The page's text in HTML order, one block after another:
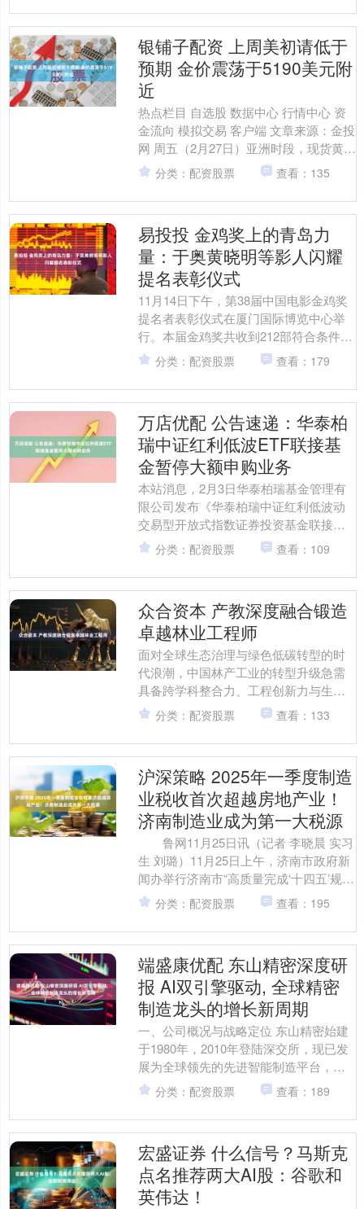
银铺子配资 上周美初请低于
预期 金价震荡于5190美元附
近
热点栏目 自选股 数据中心 行情中心 资
金流向 模拟交易 客户端 文章来源：金投
网 周五（2月27日）亚洲时段，现货黄金
价格震荡上涨，截至发稿，现货黄金暂
报51....
分类：配资股票 查看：135
易投投 金鸡奖上的青岛力
量：于奥黄晓明等影人闪耀
提名表彰仪式
11月14日下午，第38届中国电影金鸡奖
提名者表彰仪式在厦门国际博览中心举
行。本届金鸡奖共收到212部符合条件的
报名影片，竞争异常激烈。 在这场中国
电影年度盛事....
分类：配资股票 查看：179
万店优配 公告速递：华泰柏
瑞中证红利低波ETF联接基
金暂停大额申购业务
本站消息，2月3日华泰柏瑞基金管理有
限公司发布《华泰柏瑞中证红利低波动
交易型开放式指数证券投资基金联接基
金暂停大额申购（含转换转入、定期定
额投资）业务的公告》。....
分类：配资股票 查看：109
众合资本 产教深度融合锻造
卓越林业工程师
面对全球生态治理与绿色低碳转型的时
代浪潮，中国林产工业的转型升级急需
具备跨学科整合力、工程创新力与生态
使命感的卓越工程人才。传统培养模式
存在学科壁垒、产教脱节、....
分类：配资股票 查看：133
沪深策略 2025年一季度制造
业税收首次超越房地产业！
济南制造业成为第一大税源
鲁网11月25日讯（记者 李晓晨 实习
生 刘璐）11月25日上午，济南市政府新
闻办举行济南市“高质量完成‘十四五’规
划”主题系列新闻发布会——市财政局专
场，....
分类：配资股票 查看：195
端盛康优配 东山精密深度研
报 AI双引擎驱动, 全球精密
制造龙头的增长新周期
一、公司概况与战略定位 东山精密始建
于1980年，2010年登陆深交所，现已发
展为全球领先的先进智能制造平台，在
全球15个国家和地区设厂，境外员工占
比达20% ....
分类：配资股票 查看：189
宏盛证券 什么信号？马斯克
点名推荐两大AI股：谷歌和
英伟达！